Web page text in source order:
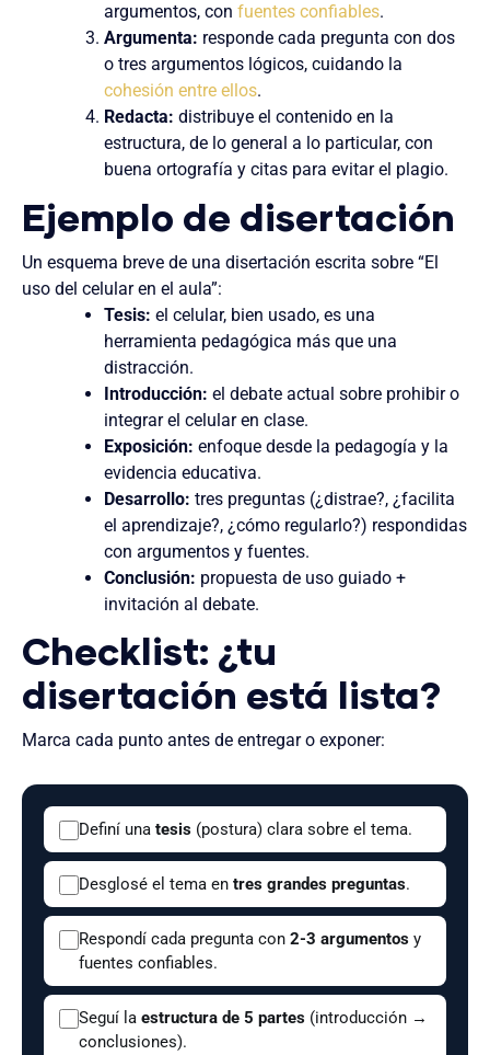
argumentos, confuentes confiables.
Argumenta: responde cada pregunta con dos
o tres argumentos lógicos, cuidando la
cohesión entre ellos.
Redacta: distribuye el contenido en la
estructura, de lo general a lo particular, con
buena ortografía y citas para evitar el plagio.
Ejemplo de disertación
Un esquema breve de una disertación escrita sobre “El
uso del celular en el aula”:
Tesis: el celular, bien usado, es una
herramienta pedagógica más que una
distracción.
Introducción: el debate actual sobre prohibir o
integrar el celular en clase.
Exposición: enfoque desde la pedagogía y la
evidencia educativa.
Desarrollo: tres preguntas (¿distrae?, ¿facilita
el aprendizaje?, ¿cómo regularlo?) respondidas
con argumentos y fuentes.
Conclusión: propuesta de uso guiado +
invitación al debate.
Checklist: ¿tu
disertación está lista?
Marca cada punto antes de entregar o exponer:
Definí una tesis (postura) clara sobre el tema.
Desglosé el tema en tres grandes preguntas.
Respondí cada pregunta con 2-3 argumentos y
fuentes confiables.
Seguí la estructura de 5 partes (introducción →
conclusiones).